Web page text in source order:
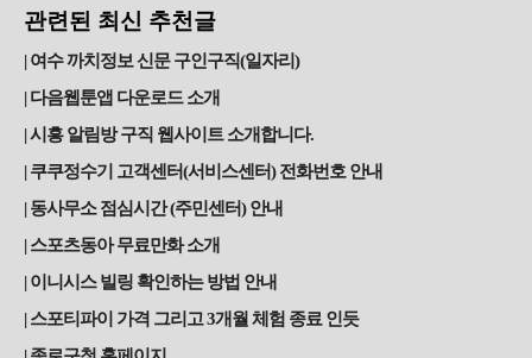
관련된 최신 추천글
여수 까치정보 신문 구인구직(일자리)
다음웹툰앱 다운로드 소개
시흥 알림방 구직 웹사이트 소개합니다.
쿠쿠정수기 고객센터(서비스센터) 전화번호 안내
동사무소 점심시간 (주민센터) 안내
스포츠동아 무료만화 소개
이니시스 빌링 확인하는 방법 안내
스포티파이 가격 그리고 3개월 체험 종료 인듯